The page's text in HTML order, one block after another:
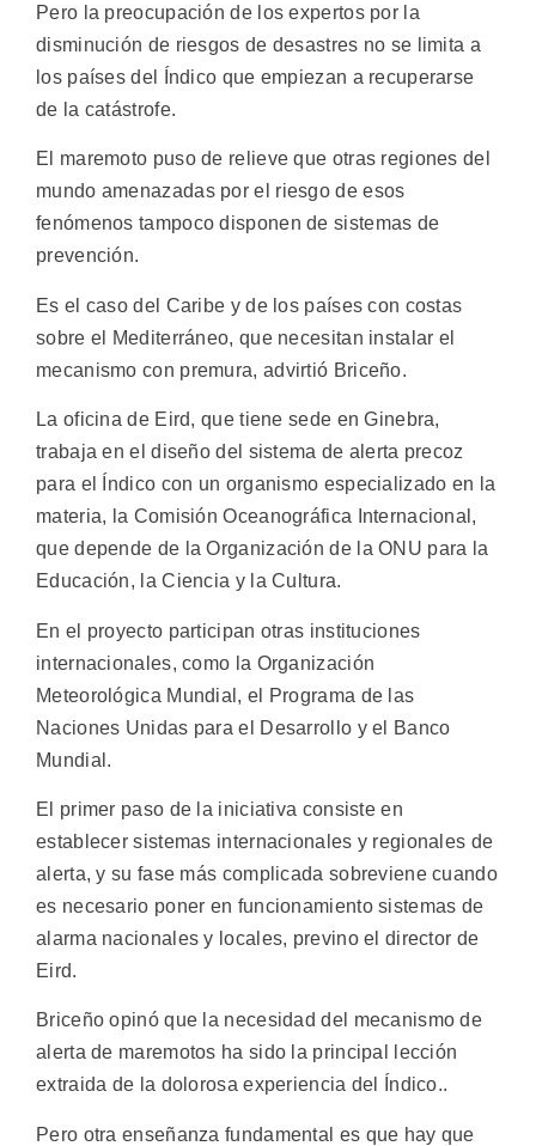
Pero la preocupación de los expertos por la
disminución de riesgos de desastres no se limita a
los países del Índico que empiezan a recuperarse
de la catástrofe.
El maremoto puso de relieve que otras regiones del
mundo amenazadas por el riesgo de esos
fenómenos tampoco disponen de sistemas de
prevención.
Es el caso del Caribe y de los países con costas
sobre el Mediterráneo, que necesitan instalar el
mecanismo con premura, advirtió Briceño.
La oficina de Eird, que tiene sede en Ginebra,
trabaja en el diseño del sistema de alerta precoz
para el Índico con un organismo especializado en la
materia, la Comisión Oceanográfica Internacional,
que depende de la Organización de la ONU para la
Educación, la Ciencia y la Cultura.
En el proyecto participan otras instituciones
internacionales, como la Organización
Meteorológica Mundial, el Programa de las
Naciones Unidas para el Desarrollo y el Banco
Mundial.
El primer paso de la iniciativa consiste en
establecer sistemas internacionales y regionales de
alerta, y su fase más complicada sobreviene cuando
es necesario poner en funcionamiento sistemas de
alarma nacionales y locales, previno el director de
Eird.
Briceño opinó que la necesidad del mecanismo de
alerta de maremotos ha sido la principal lección
extraida de la dolorosa experiencia del Índico..
Pero otra enseñanza fundamental es que hay que